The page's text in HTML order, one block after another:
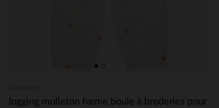
Jogging molleton forme boule à broderies pour